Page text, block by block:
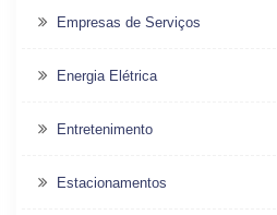
Empresas de Serviços
Energia Elétrica
Entretenimento
Estacionamentos